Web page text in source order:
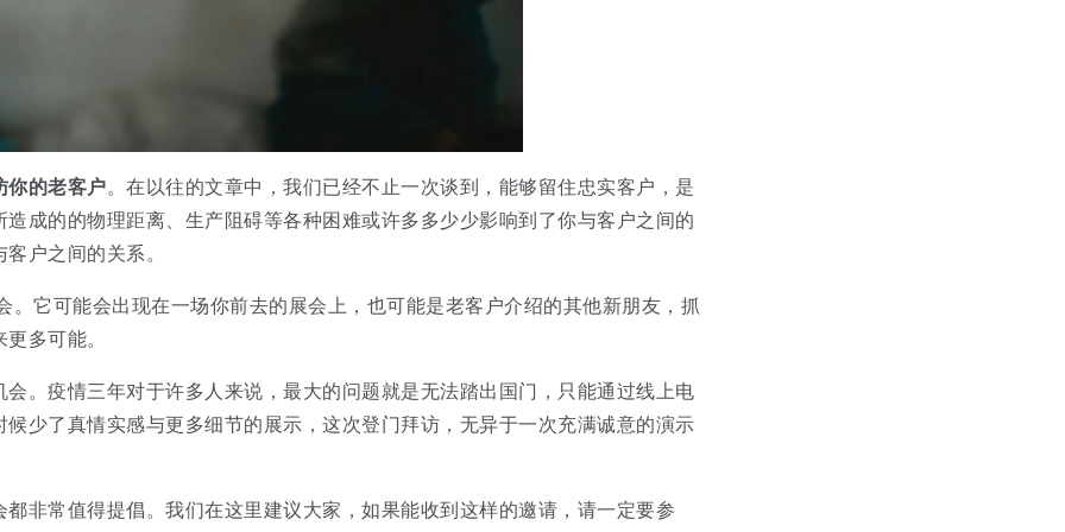
你的老客户。在以往的文章中，我们已经不止一次谈到，能够留住忠实客户，是
成的的物理距离、生产阻碍等各种困难或许多多少少影响到了你与客户之间的
户之间的关系。
。它可能会出现在一场你前去的展会上，也可能是老客户介绍的其他新朋友，抓
多可能。
会。疫情三年对于许多人来说，最大的问题就是无法踏出国门，只能通过线上电
少了真情实感与更多细节的展示，这次登门拜访，无异于一次充满诚意的演示
非常值得提倡。我们在这里建议大家，如果能收到这样的邀请，请一定要参